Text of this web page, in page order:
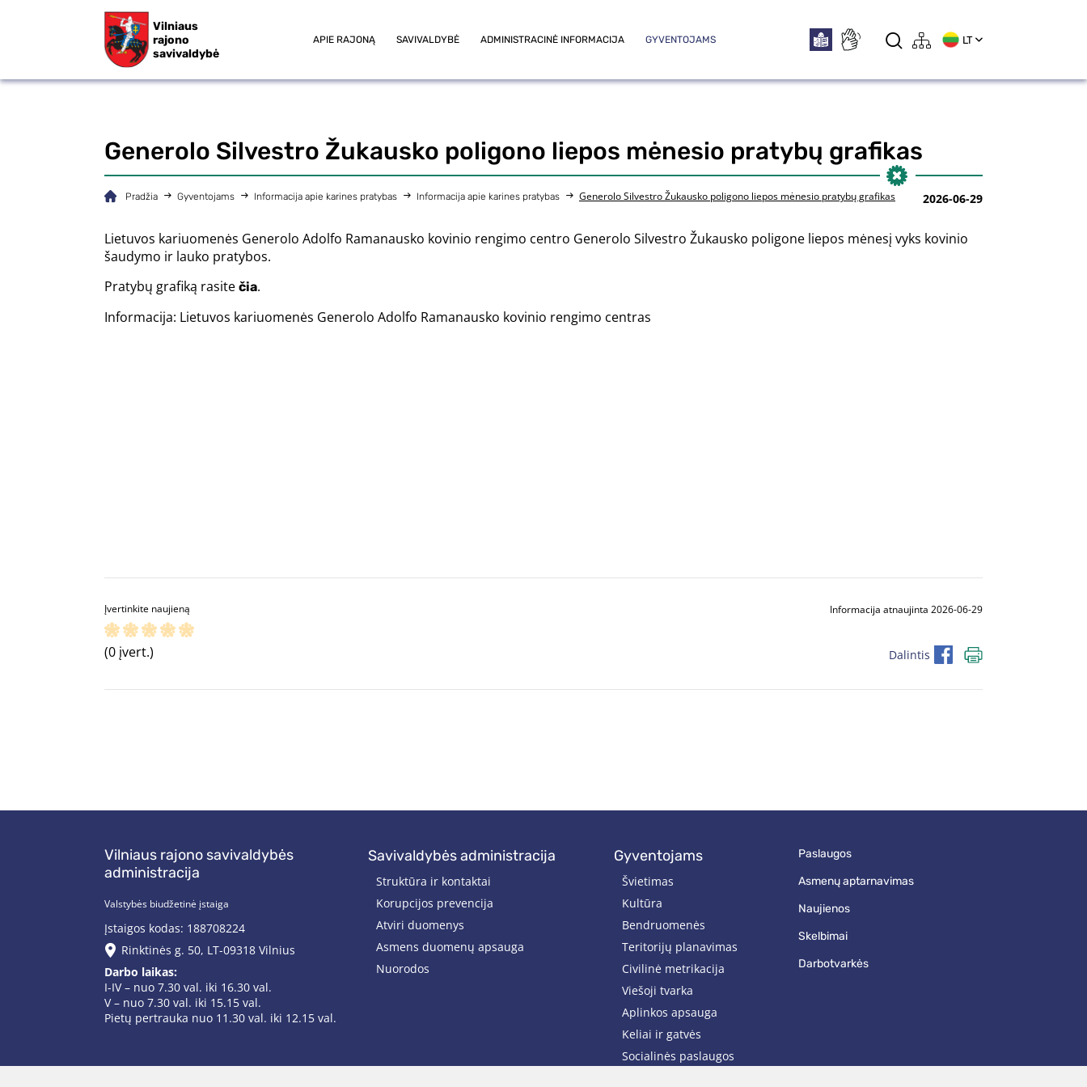
Vilniaus
rajono
savivaldybė
APIE RAJONĄ SAVIVALDYBĖ ADMINISTRACINĖ INFORMACIJA GYVENTOJAMS LT
Generolo Silvestro Žukausko poligono liepos mėnesio pratybų grafikas
Pradžia Gyventojams Informacija apie karines pratybas Informacija apie karines pratybas Generolo Silvestro Žukausko poligono liepos mėnesio pratybų grafikas 2026-06-29
Lietuvos kariuomenės Generolo Adolfo Ramanausko kovinio rengimo centro Generolo Silvestro Žukausko poligone liepos mėnesį vyks kovinio
šaudymo ir lauko pratybos.
Pratybų grafiką rasite čia.
Informacija: Lietuvos kariuomenės Generolo Adolfo Ramanausko kovinio rengimo centras
Įvertinkite naujieną
(0 įvert.)
Informacija atnaujinta 2026-06-29
Dalintis
Vilniaus rajono savivaldybės
administracija
Valstybės biudžetinė įstaiga
Įstaigos kodas: 188708224
Rinktinės g. 50, LT-09318 Vilnius
Darbo laikas:
I-IV – nuo 7.30 val. iki 16.30 val.
V – nuo 7.30 val. iki 15.15 val.
Pietų pertrauka nuo 11.30 val. iki 12.15 val.
savivaldybės administracija
Struktūra ir kontaktai
Korupcijos prevencija
Atviri duomenys
Asmens duomenų apsauga
Nuorodos
gyventojams
Švietimas
Kultūra
Bendruomenės
Teritorijų planavimas
Civilinė metrikacija
Viešoji tvarka
Aplinkos apsauga
Keliai ir gatvės
Socialinės paslaugos
paslaugos
asmenų aptarnavimas
naujienos
skelbimai
darbotvarkės